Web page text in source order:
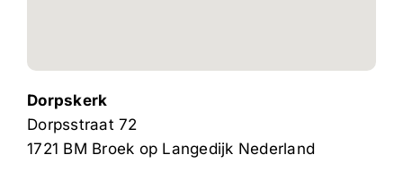
Dorpskerk
Dorpsstraat 72
1721 BM Broek op Langedijk Nederland